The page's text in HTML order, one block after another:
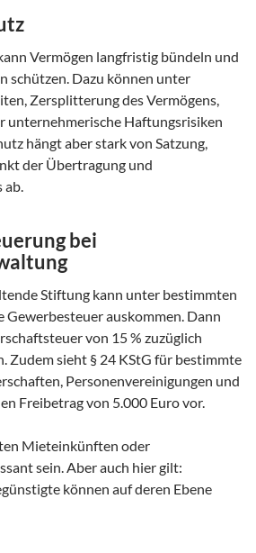
Vermögen langfristig bündeln und
schützen. Dazu können unter
Zersplitterung des Vermögens,
unternehmerische Haftungsrisiken
hängt aber stark von Satzung,
der Übertragung und
bei
Stiftung kann unter bestimmten
Gewerbesteuer auskommen. Dann
von 15 % zuzüglich
Zudem sieht § 24 KStG für bestimmte
Personenvereinigungen und
Freibetrag von 5.000 Euro vor.
Mieteinkünften oder
sein. Aber auch hier gilt:
können auf deren Ebene